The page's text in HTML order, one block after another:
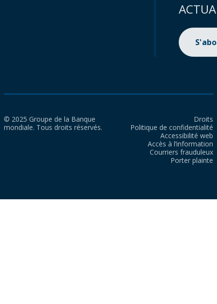
© 2025 Groupe de la Banque
mondiale. Tous droits réservés.
Droits
Politique de confidentialité
Accessibilité web
Accès à l’information
Courriers frauduleux
Porter plainte